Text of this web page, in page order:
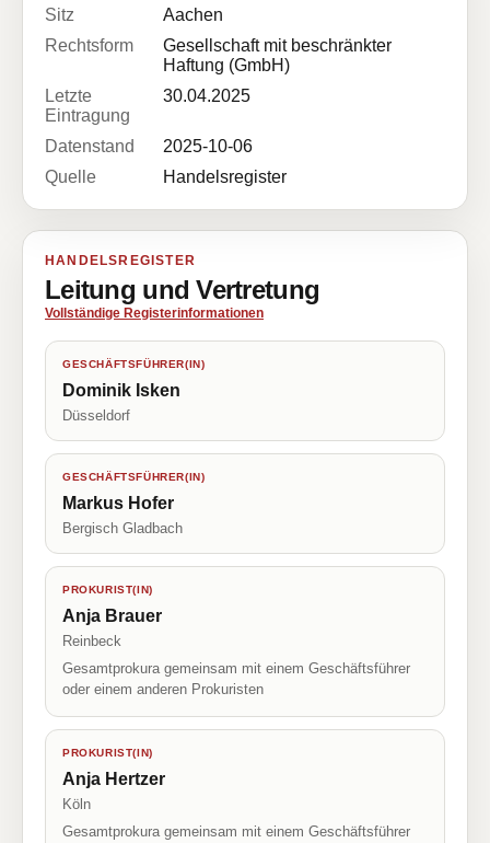
Sitz
Aachen
Rechtsform
Gesellschaft mit beschränkter
Haftung (GmbH)
Letzte
Eintragung
30.04.2025
Datenstand
2025-10-06
Quelle
Handelsregister
HANDELSREGISTER
Leitung und Vertretung
Vollständige Registerinformationen
GESCHÄFTSFÜHRER(IN)
Dominik Isken
Düsseldorf
GESCHÄFTSFÜHRER(IN)
Markus Hofer
Bergisch Gladbach
PROKURIST(IN)
Anja Brauer
Reinbeck
Gesamtprokura gemeinsam mit einem Geschäftsführer
oder einem anderen Prokuristen
PROKURIST(IN)
Anja Hertzer
Köln
Gesamtprokura gemeinsam mit einem Geschäftsführer